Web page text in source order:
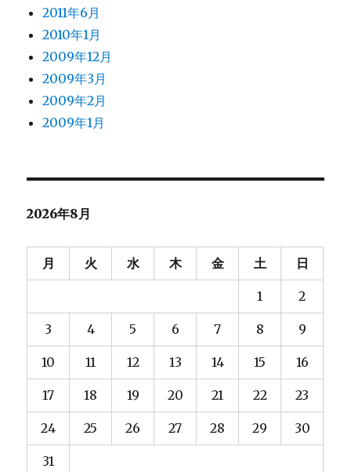
2011年6月
2010年1月
2009年12月
2009年3月
2009年2月
2009年1月
2026年8月
月 火 水 木 金 土 日
1 2
3 4 5 6 7 8 9
10 11 12 13 14 15 16
17 18 19 20 21 22 23
24 25 26 27 28 29 30
31